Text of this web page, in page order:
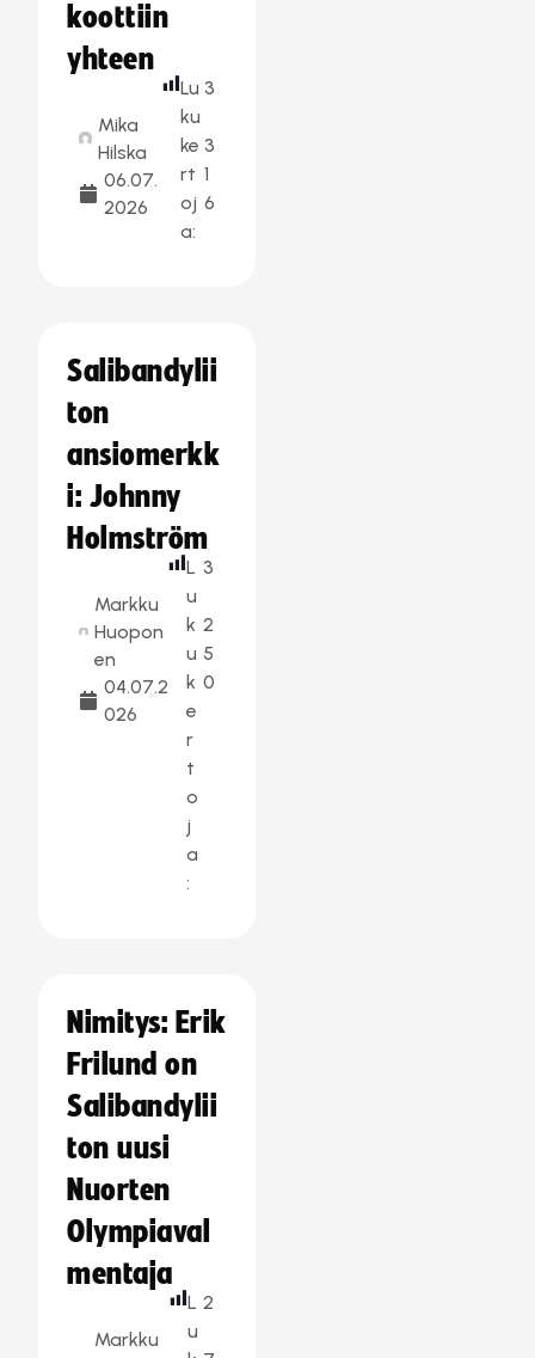
koottiin
yhteen
Mika
Hilska
06.07.
2026
Lu
ku
ke
rt
oj
a:
3
3
1
6
Salibandylii
ton
ansiomerkk
i: Johnny
Holmström
Markku
Huopon
en
04.07.2
026
L
u
k
u
k
e
r
t
o
j
a
:
3
2
5
0
Nimitys: Erik
Frilund on
Salibandylii
ton uusi
Nuorten
Olympiaval
mentaja
Markku
L
u
2